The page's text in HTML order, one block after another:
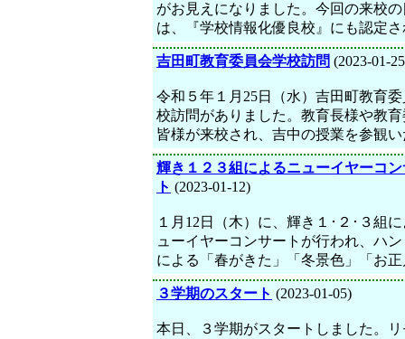
がお見えになりました。今回の来校
は、『学校情報化優良校』にも認定
吉田町教育委員会学校訪問 (2023-01-
令和５年１月25日（水）吉田町教育
校訪問がありました。教育長様や教
皆様が来校され、吉中の授業を参観
輝き１２３組によるニューイヤーコ
ト (2023-01-12)
１月12日（木）に、輝き１･２･３組
ューイヤーコンサートが行われ、ハ
による「春がきた」「冬景色」「お
３学期のスタート (2023-01-05)
本日、３学期がスタートしました。